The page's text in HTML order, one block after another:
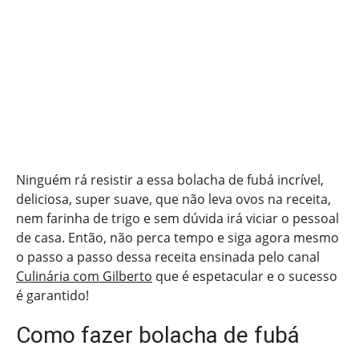
Ninguém rá resistir a essa bolacha de fubá incrível,
deliciosa, super suave, que não leva ovos na receita,
nem farinha de trigo e sem dúvida irá viciar o pessoal
de casa. Então, não perca tempo e siga agora mesmo
o passo a passo dessa receita ensinada pelo canal
Culinária com Gilberto que é espetacular e o sucesso
é garantido!
Como fazer bolacha de fubá